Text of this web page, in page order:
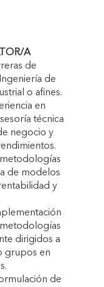
A
de
de
o afines.
en
técnica
negocio y
de modelos
y
dirigidos a
grupos en
de